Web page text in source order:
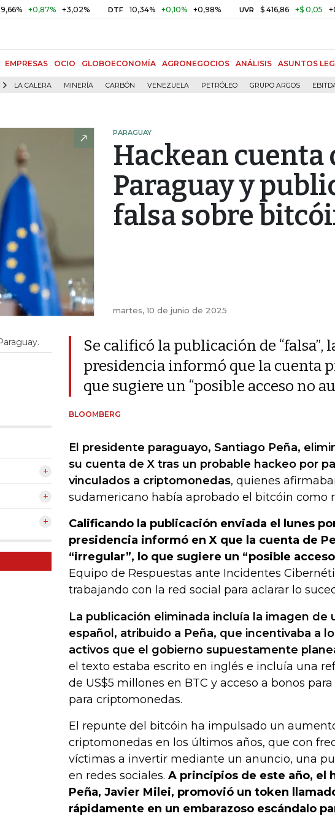
+3,02% DTF 10,34% +0,10% +0,98% UVR $ 416,86 +$ 0,05 +0,01%
EMPRESAS OCIO GLOBOECONOMÍA AGRONEGOCIOS ANÁLISIS ASUNTOS
LA CALERA MINERÍA CARBÓN VENEZUELA PETRÓLEO GRUPO ARGOS
PARAGUAY
Hackean cuenta
Paraguay y
falsa sobre
martes, 10 de junio de 2025
Se calificó la publicación de “falsa”,
presidencia informó que la cuenta
que sugiere un “posible acceso no
BLOOMBERG
El presidente paraguayo, Santiago Peña,
su cuenta de X tras un probable hackeo por
vinculados a criptomonedas, quienes
sudamericano había aprobado el bitcóin como
Calificando la publicación enviada el lunes
presidencia informó en X que la cuenta de
“irregular”, lo que sugiere un “posible
Equipo de Respuestas ante Incidentes
trabajando con la red social para aclarar lo
La publicación eliminada incluía la imagen de
español, atribuido a Peña, que incentivaba a
activos que el gobierno supuestamente
el texto estaba escrito en inglés e incluía una
de US$5 millones en BTC y acceso a bonos
para criptomonedas.
El repunte del bitcóin ha impulsado un
criptomonedas en los últimos años, que con
víctimas a invertir mediante un anuncio, una
en redes sociales. A principios de este año, el
Peña, Javier Milei, promovió un token
rápidamente en un embarazoso escándalo